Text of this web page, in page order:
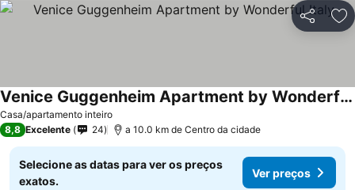
Partilhar
Casa/apartamento inteiro
Venice Guggenheim Apartment by Wonderful Italy
8,8 Excelente 24 a 10.0 km de Centro da cidade
Selecione as datas para ver os preços
exatos.
Ver preços